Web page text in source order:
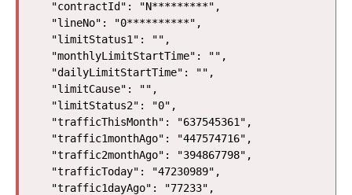
  "contractId": "N*********",
  "lineNo": "0**********",
  "limitStatus1": "",
  "monthlyLimitStartTime": "",
  "dailyLimitStartTime": "",
  "limitCause": "",
  "limitStatus2": "0",
  "trafficThisMonth": "637545361",
  "traffic1monthAgo": "447574716",
  "traffic2monthAgo": "394867798",
  "trafficToday": "47230989",
  "traffic1dayAgo": "77233",